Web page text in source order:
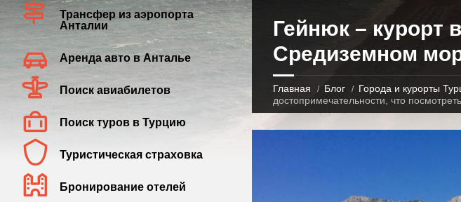
Гейнюк – курорт
Средиземном
Главная Блог Города и курорты
достопримечательности, что
Трансфер из аэропорта
Анталии
Аренда авто в Анталье
Поиск авиабилетов
Поиск туров в Турцию
Туристическая страховка
Бронирование отелей